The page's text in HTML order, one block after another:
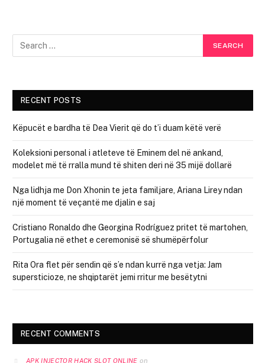
RECENT POSTS
Këpucët e bardha të Dea Vierit që do t’i duam këtë verë
Koleksioni personal i atleteve të Eminem del në ankand,
modelet më të rralla mund të shiten deri në 35 mijë dollarë
Nga lidhja me Don Xhonin te jeta familjare, Ariana Lirey ndan
një moment të veçantë me djalin e saj
Cristiano Ronaldo dhe Georgina Rodríguez pritet të martohen,
Portugalia në ethet e ceremonisë së shumëpërfolur
Rita Ora flet për sendin që s’e ndan kurrë nga vetja: Jam
supersticioze, ne shqiptarët jemi rritur me besëtytni
RECENT COMMENTS
APK INJECTOR HACK SLOT ONLINE on